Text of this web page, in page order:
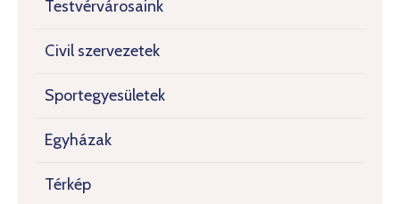
Testvérvárosaink
Civil szervezetek
Sportegyesületek
Egyházak
Térkép